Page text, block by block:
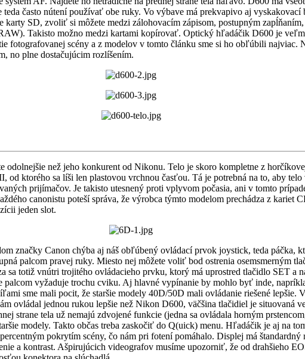
teda často nútení používať obe ruky. Vo výbave má prekvapivo aj
karty SD, zvoliť si môžete medzi zálohovacím zápisom, postupným
Takisto možno medzi kartami kopírovať. Optický hľadáčik D600 je
fotografovanej scény a z modelov v tomto článku sme si ho obľúbili najviac.
no plne dostačujúcim rozlíšením.
odolnejšie než jeho konkurent od Nikonu. Telo je skoro kompletne z
od ktorého sa líši len plastovou vrchnou časťou. Tá je potrebná na to, aby
prijímačov. Je takisto utesnený proti vplyvom počasia, ani v tomto
canonistu poteší správa, že výrobca týmto modelom prechádza z kariet
jeden slot.
značky Canon chýba aj náš obľúbený ovládací prvok joystick, teda páčka,
palcom pravej ruky. Miesto nej môžete voliť bod ostrenia osemsmerným
sa totiž vnútri trojitého ovládacieho prvku, ktorý má uprostred tlačidlo SET a
palcom vyžaduje trochu cviku. Aj hlavné vypínanie by mohlo byť inde,
sme mali pocit, že staršie modely 40D/50D mali ovládanie riešené lepšie.
ovládal jednou rukou lepšie než Nikon D600, väčšina tlačidiel je situovaná
strane tela už nemajú zdvojené funkcie (jedna sa ovládala horným
modely. Takto občas treba zaskočiť do Q(uick) menu. Hľadáčik je aj na
pokrytím scény, čo nám pri fotení pomáhalo. Displej má štandardný
a kontrast. Ašpirujúcich videografov musíme upozorniť, že od drahšieho